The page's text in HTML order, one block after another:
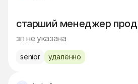
старший менеджер
зп не указана
senior удалённо